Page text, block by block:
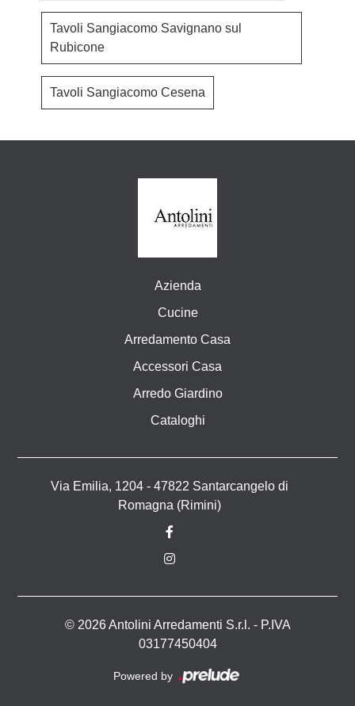
Tavoli Sangiacomo Savignano sul
Rubicone
Tavoli Sangiacomo Cesena
Azienda
Cucine
Arredamento Casa
Accessori Casa
Arredo Giardino
Cataloghi
Via Emilia, 1204 - 47822 Santarcangelo di
Romagna (Rimini)
© 2026 Antolini Arredamenti S.r.l. - P.IVA
03177450404
Powered by